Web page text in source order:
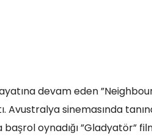
devam eden
Avustralya sinemasında
oynadığı ”Gladyatör”